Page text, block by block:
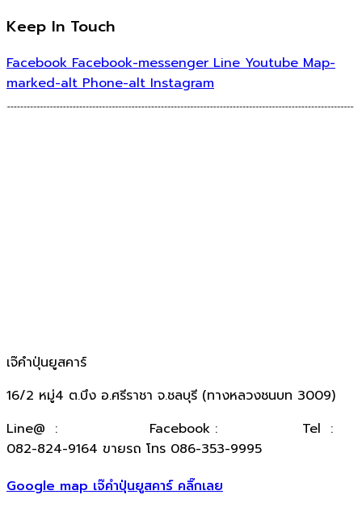
Keep In Touch
Facebook Facebook-messenger Line Youtube Map-
marked-alt Phone-alt Instagram
เจ๊คำปุ่นยูสคาร์
16/2 หมู่4 ต.บึง อ.ศรีราชา จ.ชลบุรี (ทางหลวงชนบท 3009)
​Line@ :
Facebook :
Tel :
082-824-9164 ขายรถ โทร 086-353-9995
Google map เจ๊คำปุ่นยูสคาร์ คลิ๊กเลย